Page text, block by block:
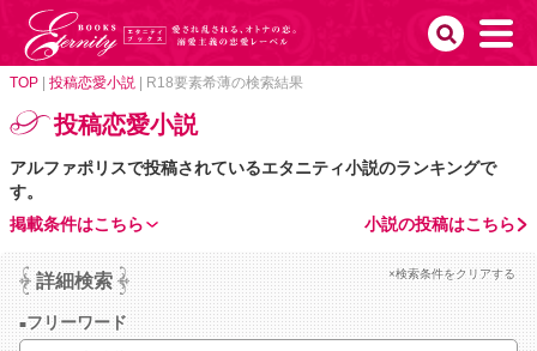
TOP 投稿恋愛小説 R18要素希薄の検索結果
投稿恋愛小説
アルファポリスで投稿されているエタニティ小説のランキングで
す。
小説の投稿はこちら
掲載条件はこちら
詳細検索 ×検索条件をクリアする
フリーワード